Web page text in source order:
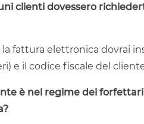
clienti dovessero
fattura elettronica dovrai
e il codice fiscale del
è nel regime dei